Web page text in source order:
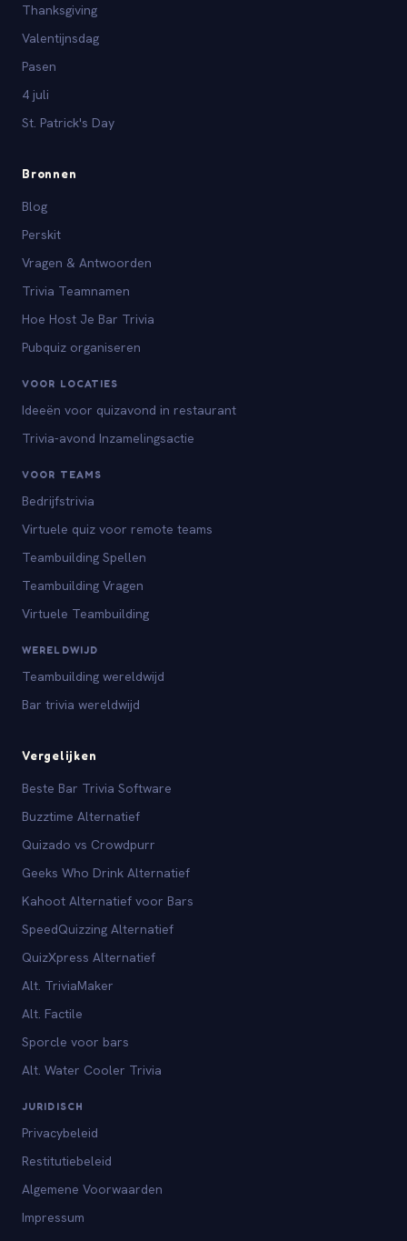
Thanksgiving
Valentijnsdag
Pasen
4 juli
St. Patrick's Day
Bronnen
Blog
Perskit
Vragen & Antwoorden
Trivia Teamnamen
Hoe Host Je Bar Trivia
Pubquiz organiseren
VOOR LOCATIES
Ideeën voor quizavond in restaurant
Trivia-avond Inzamelingsactie
VOOR TEAMS
Bedrijfstrivia
Virtuele quiz voor remote teams
Teambuilding Spellen
Teambuilding Vragen
Virtuele Teambuilding
WERELDWIJD
Teambuilding wereldwijd
Bar trivia wereldwijd
Vergelijken
Beste Bar Trivia Software
Buzztime Alternatief
Quizado vs Crowdpurr
Geeks Who Drink Alternatief
Kahoot Alternatief voor Bars
SpeedQuizzing Alternatief
QuizXpress Alternatief
Alt. TriviaMaker
Alt. Factile
Sporcle voor bars
Alt. Water Cooler Trivia
JURIDISCH
Privacybeleid
Restitutiebeleid
Algemene Voorwaarden
Impressum